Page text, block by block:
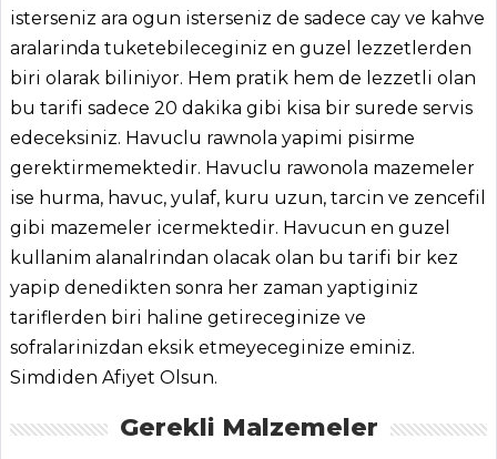
ANASAYFA
Medya
isterseniz ara ogun isterseniz de sadece cay ve kahve
aralarinda tuketebileceginiz en guzel lezzetlerden
biri olarak biliniyor. Hem pratik hem de lezzetli olan
bu tarifi sadece 20 dakika gibi kisa bir surede servis
edeceksiniz. Havuclu rawnola yapimi pisirme
gerektirmemektedir. Havuclu rawonola mazemeler
ise hurma, havuc, yulaf, kuru uzun, tarcin ve zencefil
gibi mazemeler icermektedir. Havucun en guzel
kullanim alanalrindan olacak olan bu tarifi bir kez
yapip denedikten sonra her zaman yaptiginiz
tariflerden biri haline getireceginize ve
sofralarinizdan eksik etmeyeceginize eminiz.
Simdiden Afiyet Olsun.
Gerekli Malzemeler